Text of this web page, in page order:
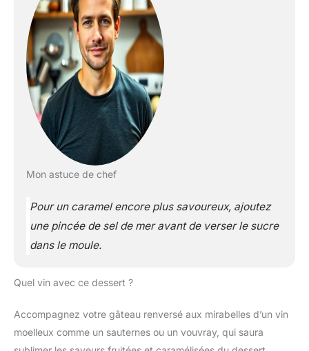
Mon astuce de chef
Pour un caramel encore plus savoureux, ajoutez
une pincée de sel de mer avant de verser le sucre
dans le moule.
Quel vin avec ce dessert ?
Accompagnez votre gâteau renversé aux mirabelles d’un vin
moelleux comme un sauternes ou un vouvray, qui saura